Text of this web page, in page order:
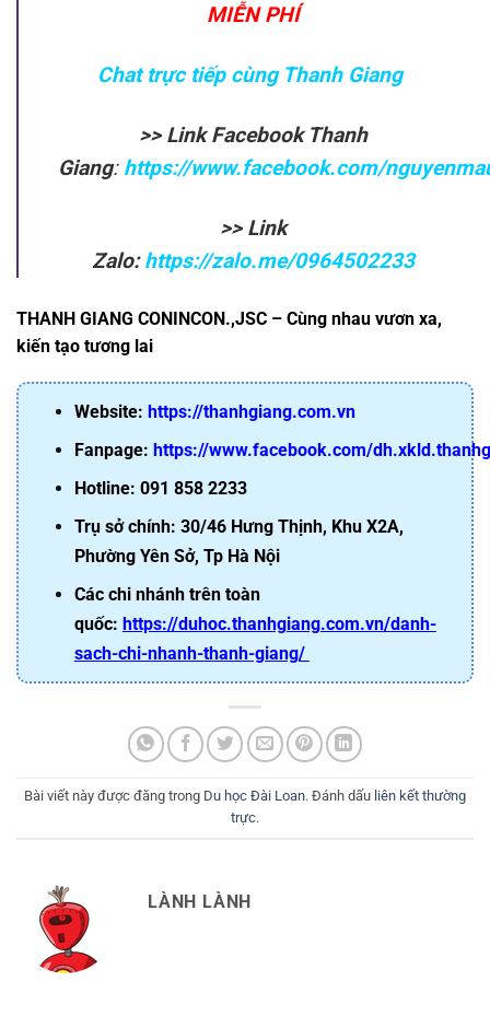
MIỄN PHÍ
Chat trực tiếp cùng Thanh Giang
>> Link Facebook Thanh
Giang: https://www.facebook.com/
>> Link
Zalo:https://zalo.me/0964502233
THANH GIANG CONINCON.,JSC – Cùng nhau vươn xa,
kiến tạo tương lai
Website: https://thanhgiang.com.vn
Fanpage: https://www.facebook.com/
Hotline: 091 858 2233
Trụ sở chính: 30/46 Hưng Thịnh, Khu X2A,
Phường Yên Sở, Tp Hà Nội
Các chi nhánh trên toàn
quốc: https://duhoc.thanhgiang.com.vn/danh-
sach-chi-nhanh-thanh-giang/
Bài viết này được đăng trong Du học Đài Loan. Đánh dấu liên kết thường
trực.
LÀNH LÀNH